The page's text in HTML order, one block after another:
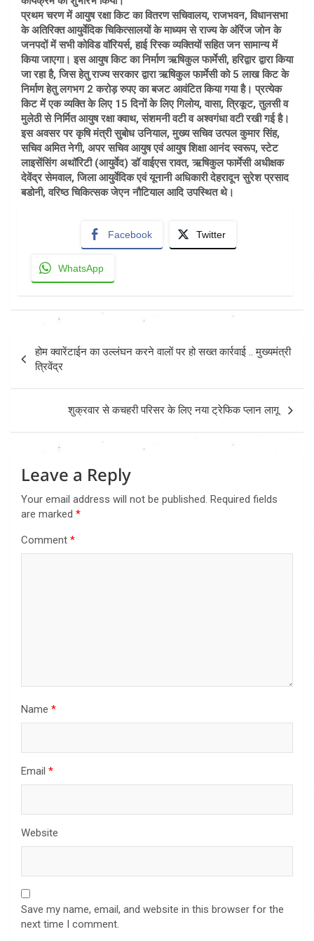
प्रथम चरण में आयुष रक्षा किट का वितरण सचिवालय, राजभवन, विधानसभा
के अतिरिक्त आयुर्वेदिक चिकित्सालयों के माध्यम से राज्य के ऑरेंज जोन के
जनपदों में सभी कोविड वाॅरियर्स, हाई रिस्क व्यक्तियों सहित जन सामान्य में
किया जाएगा। इस आयुष किट का निर्माण ऋषिकुल फार्मेसी, हरिद्वार द्वारा किया
जा रहा है, जिस हेतु राज्य सरकार द्वारा ऋषिकुल फार्मेसी को 5 लाख किट के
निर्माण हेतु लगभग 2 करोड़ रुपए का बजट आवंटित किया गया है। प्रत्येक
किट में एक व्यक्ति के लिए 15 दिनों के लिए गिलोय, वासा, त्रिकूट, तुलसी व
मुलेठी से निर्मित आयुष रक्षा क्वाथ, संशमनी वटी व अश्वगंधा वटी रखी गई है।
इस अवसर पर कृषि मंत्री सुबोध उनियाल, मुख्य सचिव उत्पल कुमार सिंह,
सचिव अमित नेगी, अपर सचिव आयुष एवं आयुष शिक्षा आनंद स्वरूप, स्टेट
लाइसेंसिंग अथॉरिटी (आयुर्वेद) डॉ वाईएस रावत, ऋषिकुल फार्मेसी अधीक्षक
देवेंद्र सेमवाल, जिला आयुर्वेदिक एवं यूनानी अधिकारी देहरादून सुरेश प्रसाद
बडोनी, वरिष्ठ चिकित्सक जेएन नौटियाल आदि उपस्थित थे।
Facebook Twitter
WhatsApp
Post
navigation
होम क्वारेंटाईन का उल्लंघन करने वालों पर हो सख्त कार्रवाई .. मुख्यमंत्री
त्रिवेंद्र
शुक्रवार से कचहरी परिसर के लिए नया ट्रेफिक प्लान लागू
Leave a Reply
Your email address will not be published. Required fields
are marked *
Comment *
Name *
Email *
Website
Save my name, email, and website in this browser for the
next time I comment.